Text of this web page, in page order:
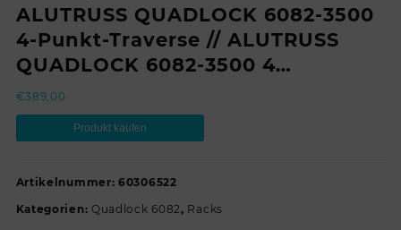
ALUTRUSS QUADLOCK 6082-3500
4-Punkt-Traverse // ALUTRUSS
QUADLOCK 6082-3500 4…
€389,00
Produkt kaufen
Artikelnummer: 60306522
Kategorien: Quadlock 6082 , Racks